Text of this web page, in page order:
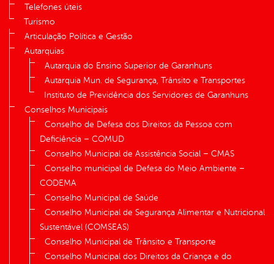
Telefones úteis
Turismo
Articulação Política e Gestão
Autarquias
Autarquia do Ensino Superior de Garanhuns
Autarquia Mun. de Segurança, Trânsito e Transportes
Instituto de Previdência dos Servidores de Garanhuns
Conselhos Municipais
Conselho de Defesa dos Direitos da Pessoa com
Deficiência – COMUD
Conselho Municipal de Assistência Social – CMAS
Conselho municipal de Defesa do Meio Ambiente –
CODEMA
Conselho Municipal de Saúde
Conselho Municipal de Segurança Alimentar e Nutricional
Sustentável (COMSEAS)
Conselho Municipal de Trânsito e Transporte
Conselho Municipal dos Direitos da Criança e do